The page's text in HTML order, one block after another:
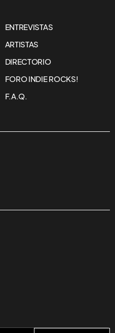
ENTREVISTAS
ARTISTAS
DIRECTORIO
FORO INDIE ROCKS!
F.A.Q.